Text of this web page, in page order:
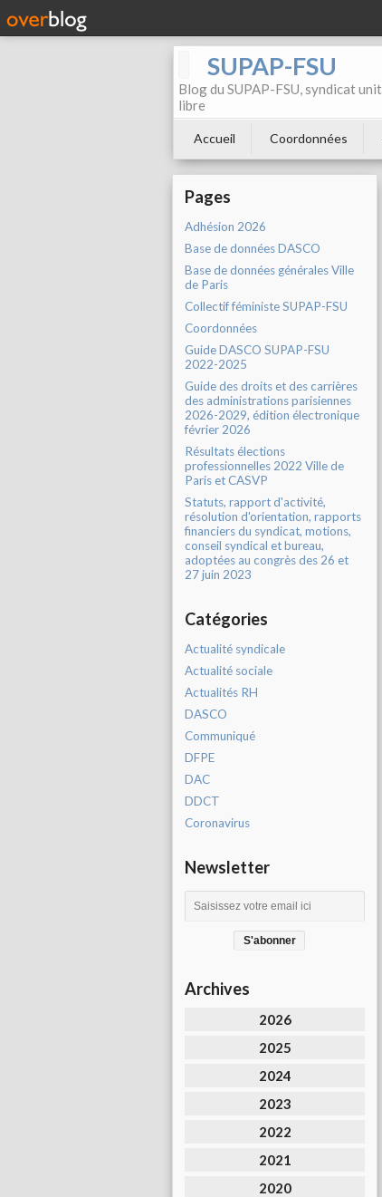
SUPAP-FSU
Blog du SUPAP-FSU, syndicat
libre
Accueil Coordonnées
Pages
Adhésion 2026
Base de données DASCO
Base de données générales Ville
de Paris
Collectif féministe SUPAP-FSU
Coordonnées
Guide DASCO SUPAP-FSU
2022-2025
Guide des droits et des carrières
des administrations parisiennes
2026-2029, édition électronique
février 2026
Résultats élections
professionnelles 2022 Ville de
Paris et CASVP
Statuts, rapport d'activité,
résolution d'orientation, rapports
financiers du syndicat, motions,
conseil syndical et bureau,
adoptées au congrès des 26 et
27 juin 2023
Catégories
Actualité syndicale
Actualité sociale
Actualités RH
DASCO
Communiqué
DFPE
DAC
DDCT
Coronavirus
Newsletter
Archives
2026
2025
2024
2023
2022
2021
2020